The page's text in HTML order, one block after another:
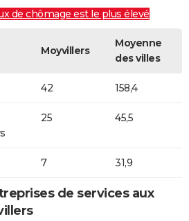
de chômage est le plus élevé
Moyvillers
Moyenne
des villes
42 158,4
25 45,5
7 31,9
de services aux